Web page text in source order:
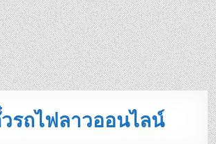
รถไฟลาวออนไลน์